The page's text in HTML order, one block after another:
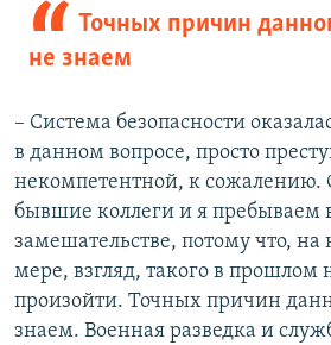
д
Точных причин
не знаем
– Система безопасности
в данном вопросе, просто
некомпетентной, к сожалению.
бывшие коллеги и я пребываем
замешательстве, потому что,
мере, взгляд, такого в прошлом
произойти. Точных причин
знаем. Военная разведка и